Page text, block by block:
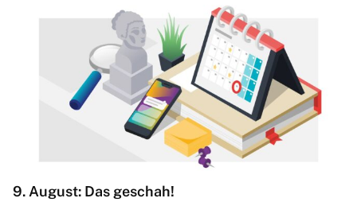
9. August: Das geschah!